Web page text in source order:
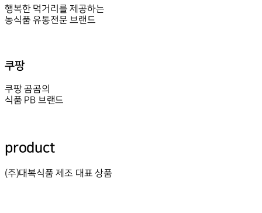
행복한 먹거리를 제공하는
농식품 유통전문 브랜드
쿠팡
쿠팡 곰곰의
식품 PB 브랜드
product
(주)대복식품 제조 대표 상품